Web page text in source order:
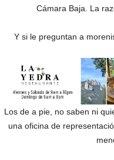
Cámara Baja. La
Y si le preguntan a
Los de a pie, no saben ni
una oficina de